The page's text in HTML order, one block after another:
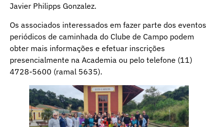
Javier Philipps Gonzalez.
Os associados interessados em fazer parte dos eventos
periódicos de caminhada do Clube de Campo podem
obter mais informações e efetuar inscrições
presencialmente na Academia ou pelo telefone (11)
4728-5600 (ramal 5635).